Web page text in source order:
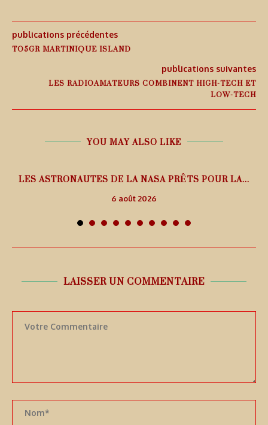
publications précédentes
TO5GR MARTINIQUE ISLAND
publications suivantes
LES RADIOAMATEURS COMBINENT HIGH-TECH ET
LOW-TECH
YOU MAY ALSO LIKE
LES ASTRONAUTES DE LA NASA PRÊTS POUR LA...
6 août 2026
LAISSER UN COMMENTAIRE